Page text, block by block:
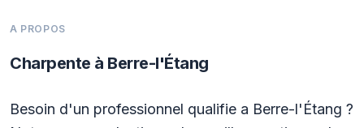
A PROPOS
Charpente à Berre-l'Étang
Besoin d'un professionnel qualifie a Berre-l'Étang ?